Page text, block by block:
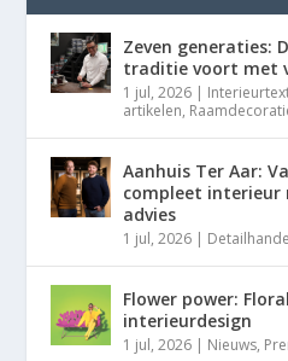
Zeven generaties:
traditie voort met
1 jul, 2026 |
artikelen,
Aanhuis Ter Aar:
compleet
advies
1 jul, 2026 |
Flower power:
interieurdesign
1 jul, 2026 | Nieuws,